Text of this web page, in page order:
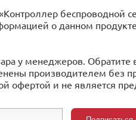
беспроводной
o данном
у менеджеров.
производителем без
офертой и не является